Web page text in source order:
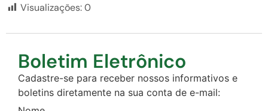
Visualizações:0
Boletim Eletrônico
Cadastre-se para receber nossos informativos e
boletins diretamente na sua conta de e-mail: